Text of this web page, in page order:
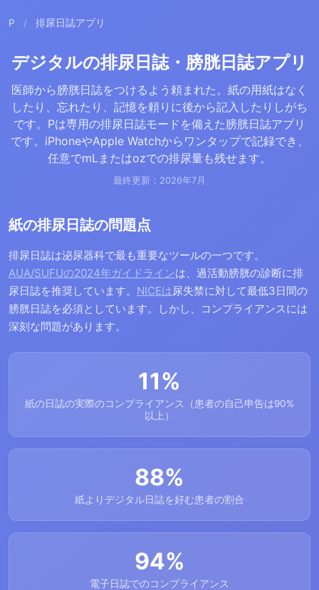
P / 排尿日誌アプリ
デジタルの排尿日誌・膀胱日誌アプリ
医師から膀胱日誌をつけるよう頼まれた。紙の用紙はなく
したり、忘れたり、記憶を頼りに後から記入したりしがち
です。Pは専用の排尿日誌モードを備えた膀胱日誌アプリ
です。iPhoneやApple Watchからワンタップで記録でき、
任意でmLまたはozでの排尿量も残せます。
最終更新：2026年7月
紙の排尿日誌の問題点
排尿日誌は泌尿器科で最も重要なツールの一つです。
AUA/SUFUの2024年ガイドラインは、過活動膀胱の診断に排
尿日誌を推奨しています。 NICEは尿失禁に対して最低3日間の
膀胱日誌を必須としています。しかし、コンプライアンスには
深刻な問題があります。
11%
紙の日誌の実際のコンプライアンス（患者の自己申告は90%
以上）
88%
紙よりデジタル日誌を好む患者の割合
94%
電子日誌でのコンプライアンス